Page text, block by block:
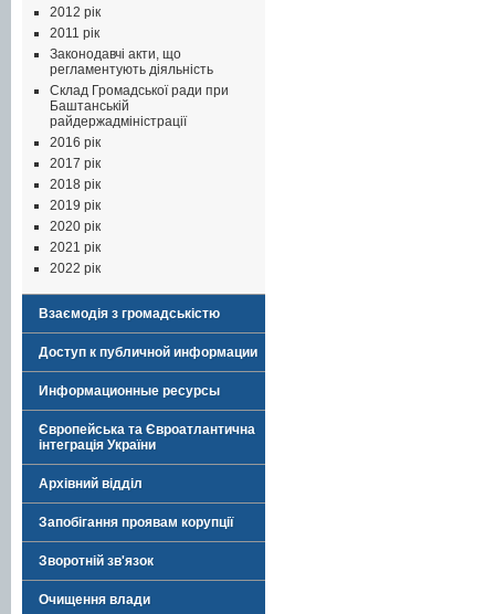
2012 рік
2011 рік
Законодавчі акти, що
регламентують діяльність
Склад Громадської ради при
Баштанській
райдержадміністрації
2016 рік
2017 рік
2018 рік
2019 рік
2020 рік
2021 рік
2022 рік
Взаємодія з громадськістю
Доступ к публичной информации
Информационные ресурсы
Європейська та Євроатлантична
інтеграція України
Архівний відділ
Запобігання проявам корупції
Зворотній зв'язок
Очищення влади